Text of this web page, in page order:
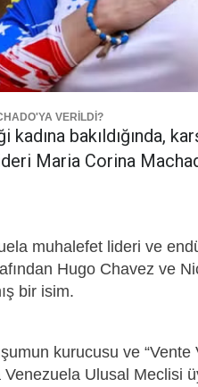
VERİLDİ?
bakıldığında,
Maria Corina
muhalefet lideri ve
Hugo Chavez ve
bir isim.
kurucusu ve
Venezuela Ulusal Meclisi